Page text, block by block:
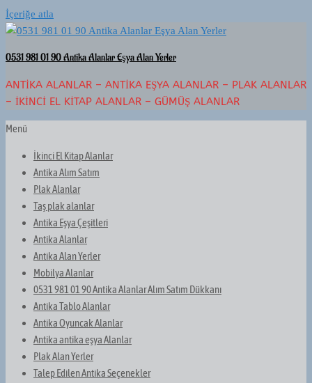
İçeriğe atla
0531 981 01 90 Antika Alanlar Eşya Alan Yerler
ANTIKA ALANLAR – ANTIKA EŞYA ALANLAR – PLAK ALANLAR
– İKINCI EL KITAP ALANLAR – GÜMÜŞ ALANLAR
Menü
İkinci El Kitap Alanlar
Antika Alım Satım
Plak Alanlar
Taş plak alanlar
Antika Eşya Çeşitleri
Antika Alanlar
Antika Alan Yerler
Mobilya Alanlar
0531 981 01 90 Antika Alanlar Alım Satım Dükkanı
Antika Tablo Alanlar
Antika Oyuncak Alanlar
Antika antika eşya Alanlar
Plak Alan Yerler
Talep Edilen Antika Seçenekler